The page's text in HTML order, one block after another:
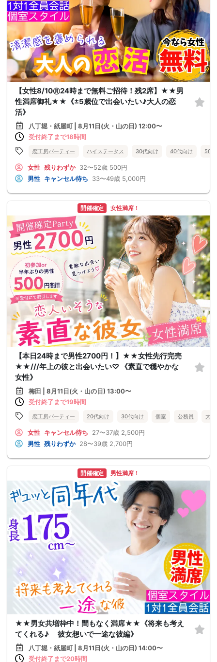
【女性8/10㊊24時まで無料ご招待！残2席】★★男
性満席御礼★★《±5歳位で出会いたい♪大人の恋
活》
八丁堀・紙屋町 | 8月11日(火・山の日) 12:00〜
受付終了まで18時間
恋工房パーティー ハイステータス 30代向け 40代向け 50
女性 残りわずか 32〜52歳 500円
男性 キャンセル待ち 33〜49歳 5,000円
開催確定 女性満席！
【本日24時まで男性2700円！】★★女性先行完売
★★///年上の彼と出会いたい♡ 《素直で穏やかな
女性》
梅田 | 8月11日(火・山の日) 13:00〜
受付終了まで19時間
恋工房パーティー 20代向け 30代向け 個室 公務員 大
女性 キャンセル待ち 27〜37歳 2,500円
男性 残りわずか 28〜39歳 2,700円
開催確定 男性満席！
★★男女共増枠中！間もなく満席★★《将来も考え
てくれる♪ 彼女想いで一途な彼編》
八丁堀・紙屋町 | 8月11日(火・山の日) 14:00〜
受付終了まで20時間